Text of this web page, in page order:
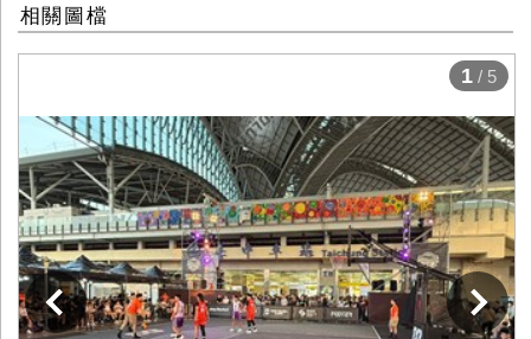
相關圖檔
下一張
1 / 5